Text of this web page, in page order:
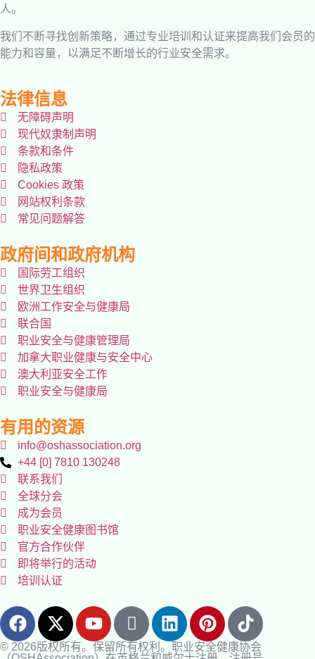
人。
我们不断寻找创新策略，通过专业培训和认证来提高我们会员的
能力和容量，以满足不断增长的行业安全需求。
法律信息
无障碍声明
现代奴隶制声明
条款和条件
隐私政策
Cookies 政策
网站权利条款
常见问题解答
政府间和政府机构
国际劳工组织
世界卫生组织
欧洲工作安全与健康局
联合国
职业安全与健康管理局
加拿大职业健康与安全中心
澳大利亚安全工作
职业安全与健康局
有用的资源
info@oshassociation.org
+44 [0] 7810 130248
联系我们
全球分会
成为会员
职业安全健康图书馆
官方合作伙伴
即将举行的活动
培训认证
© 2026版权所有。保留所有权利。职业安全健康协会